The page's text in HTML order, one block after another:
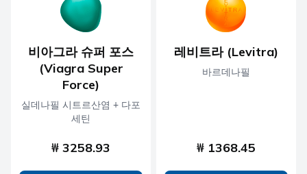
비아그라 슈퍼 포스
(Viagra Super
Force)
실데나필 시트르산염 + 다포
세틴
₩ 3258.93
레비트라 (Levitra)
바르데나필
₩ 1368.45